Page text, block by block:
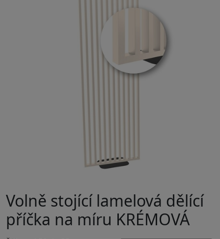
Volně stojící lamelová dělící
příčka na míru KRÉMOVÁ